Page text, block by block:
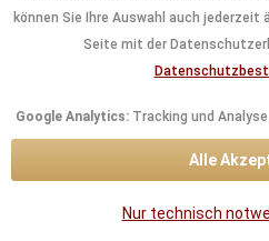
INFORMATIONEN
können Sie Ihre Auswahl auch jederzeit
Seite mit der
Google Analytics: Tracking und Analyse
Nur technisch
Alle